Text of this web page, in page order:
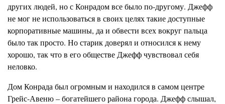
других людей, но с Конрадом все было по-другому. Джефф
не мог не использоваться в своих целях такие доступные
корпоративные машины, да и обвести всех вокруг пальца
было так просто. Но старик доверял и относился к нему
хорошо, так что в его обществе Джефф чувствовал себя
неловко.
Дом Конрада был огромным и находился в самом центре
Грейс-Авеню – богатейшего района города. Джефф слышал,